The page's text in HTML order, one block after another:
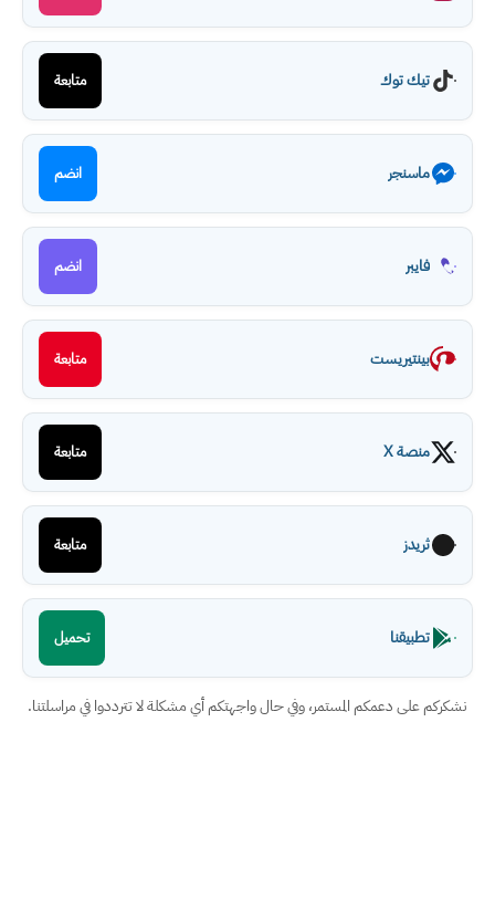
تيك توك متابعة
ماسنجر انضم
فايبر انضم
بينتيريست متابعة
منصة X متابعة
ثريدز متابعة
تطبيقنا تحميل
نشكركم على دعمكم المستمر، وفي حال واجهتكم أي مشكلة لا تترددوا في مراسلتنا.